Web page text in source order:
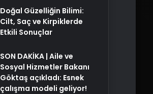
Doğal Güzelliğin Bilimi:
Cilt, Saç ve Kirpiklerde
Etkili Sonuçlar
SON DAKİKA | Aile ve
Sosyal Hizmetler Bakanı
Göktaş açıkladı: Esnek
çalışma modeli geliyor!